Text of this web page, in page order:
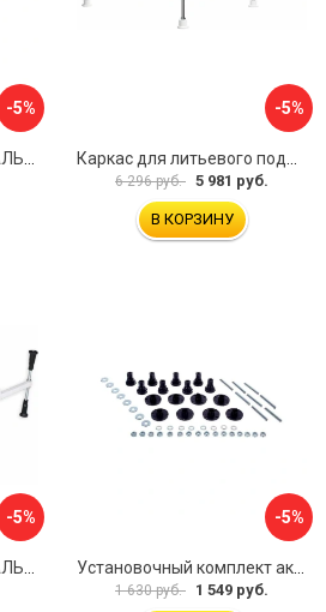
-5%
Квадратный каркас СТАЛЬВЕНТ 00-00000147
-5%
Каркас для литьевого поддона ALLEN BRAU 267187
6 296 руб. 5 981 руб.
В КОРЗИНУ
-5% -5%
1 630 руб. 1 549 руб.